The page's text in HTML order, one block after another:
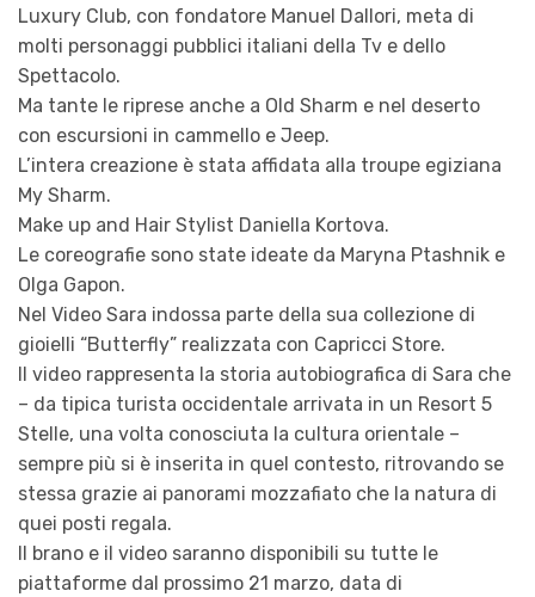
Luxury Club, con fondatore Manuel Dallori, meta di
molti personaggi pubblici italiani della Tv e dello
Spettacolo.
Ma tante le riprese anche a Old Sharm e nel deserto
con escursioni in cammello e Jeep.
L’intera creazione è stata affidata alla troupe egiziana
My Sharm.
Make up and Hair Stylist Daniella Kortova.
Le coreografie sono state ideate da Maryna Ptashnik e
Olga Gapon.
Nel Video Sara indossa parte della sua collezione di
gioielli “Butterfly” realizzata con Capricci Store.
Il video rappresenta la storia autobiografica di Sara che
– da tipica turista occidentale arrivata in un Resort 5
Stelle, una volta conosciuta la cultura orientale –
sempre più si è inserita in quel contesto, ritrovando se
stessa grazie ai panorami mozzafiato che la natura di
quei posti regala.
Il brano e il video saranno disponibili su tutte le
piattaforme dal prossimo 21 marzo, data di